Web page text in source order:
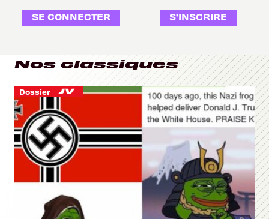
SE CONNECTER S'INSCRIRE
Nos classiques
Dossier